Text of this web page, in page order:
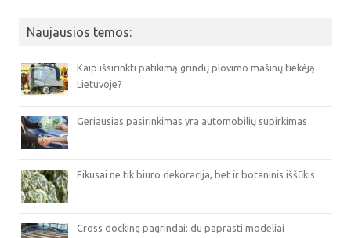
Naujausios temos:
Kaip išsirinkti patikimą grindų plovimo mašinų tiekėją
Lietuvoje?
Geriausias pasirinkimas yra automobilių supirkimas
Fikusai ne tik biuro dekoracija, bet ir botaninis iššūkis
Cross docking pagrindai: du paprasti modeliai